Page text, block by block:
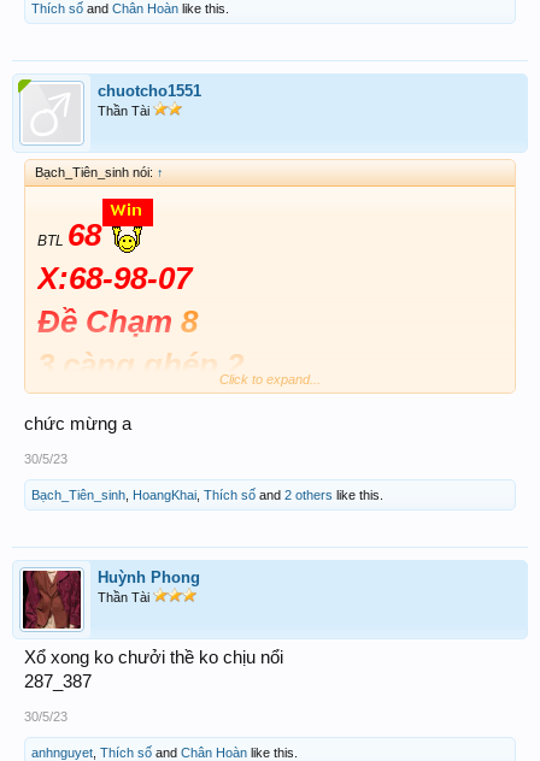
Thích số and Chân Hoàn like this.
chuotcho1551
Thần Tài
Bạch_Tiên_sinh nói: ↑
BTL 68
X:68-98-07
Đề Chạm 8
3 càng ghép 2
Đuôi 8 90%
Click to expand...
chức mừng a
30/5/23
Bạch_Tiên_sinh HoangKhai Thích số and 2 others like this.
Huỳnh Phong
Thần Tài
Xổ xong ko chưởi thề ko chịu nổi
287_387
30/5/23
anhnguyet Thích số and Chân Hoàn like this.